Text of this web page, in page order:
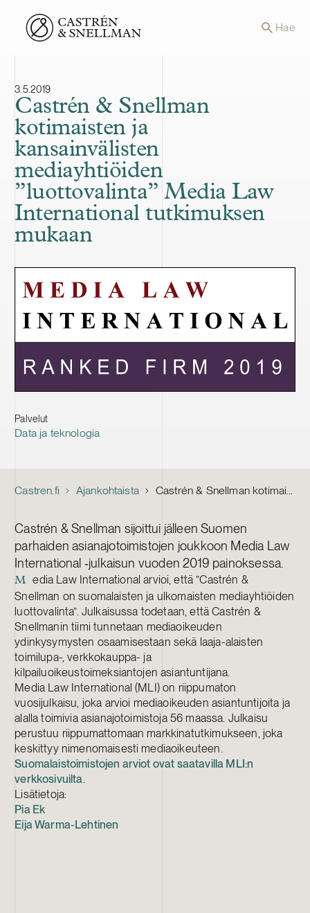
Front page Hae
3.5.2019
Castrén & Snellman
kotimaisten ja
kansainvälisten
mediayhtiöiden
”luottovalinta” Media Law
International tutkimuksen
mukaan
Palvelut
Data ja teknologia
Castren.fi Ajankohtaista Castrén & Snellman kotimaisten ja kansainvälisten mediayhtiöiden ”luottovalinta” Media Law International tutkimuksen mukaan
Castrén & Snellman sijoittui jälleen Suomen
parhaiden asianajotoimistojen joukkoon Media Law
International ‑julkaisun vuoden 2019 painoksessa.
M
edia Law International arvioi, että ”Castrén &
Snellman on suomalaisten ja ulkomaisten mediayhtiöiden
luottovalinta”. Julkaisussa todetaan, että Castrén &
Snellmanin tiimi tunnetaan mediaoikeuden
ydinkysymysten osaamisestaan sekä laaja-alaisten
toimilupa-, verkkokauppa- ja
kilpailuoikeustoimeksiantojen asiantuntijana.
Media Law International (MLI) on riippumaton
vuosijulkaisu, joka arvioi mediaoikeuden asiantuntijoita ja
alalla toimivia asianajotoimistoja 56 maassa. Julkaisu
perustuu riippumattomaan markkinatutkimukseen, joka
keskittyy nimenomaisesti mediaoikeuteen.
Suomalaistoimistojen arviot ovat saatavilla MLI:n
verkkosivuilta.
Lisätietoja:
Pia Ek
Eija Warma-Lehtinen